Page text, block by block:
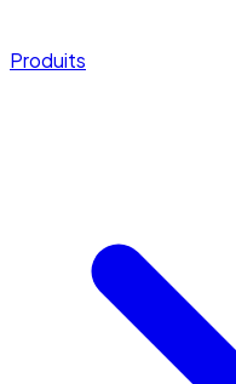
Produits